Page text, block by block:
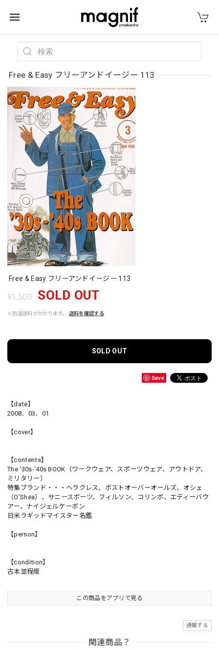
Free & Easy フリーアンドイージー 113
Free & Easy フリーアンドイージー 113
¥1,500 SOLD OUT
※別途送料がかかります。 送料を確認する
SOLD OUT
Save
【date】
2008．03．01
【cover】
【contents】
The '30s-'40s BOOK（ワークウェア、スポーツウェア、アウトドア、
ミリタリー）
特集ブランド・・・ヘラクレス、ポストオーバーオールズ、オシェ
（O'Shea）、サニースポーツ、フィルソン、コリンボ、エディーバウ
アー、ナイジェルケーボン
日米ラギッドマイスター名鑑
【person】
【condition】
古本並程度
この商品をアプリで見る
通報する
関連商品？